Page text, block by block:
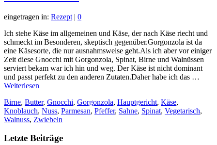
eingetragen in: Rezept | 0
Ich stehe Käse im allgemeinen und Käse, der nach Käse riecht und
schmeckt im Besonderen, skeptisch gegenüber.Gorgonzola ist da
eine Käsesorte, die nur ausnahmsweise geht.Als ich aber vor einiger
Zeit diese Gnocchi mit Gorgonzola, Spinat, Birne und Walnüssen
serviert bekam war ich hin und weg. Der Käse ist nicht dominant
und passt perfekt zu den anderen Zutaten.Daher habe ich das …
Weiterlesen
Birne, Butter, Gnocchi, Gorgonzola, Hauptgericht, Käse,
Knoblauch, Nuss, Parmesan, Pfeffer, Sahne, Spinat, Vegetarisch,
Walnuss, Zwiebeln
Letzte Beiträge